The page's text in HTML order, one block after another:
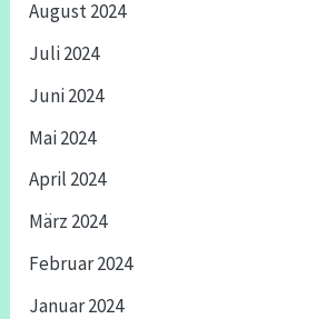
August 2024
Juli 2024
Juni 2024
Mai 2024
April 2024
März 2024
Februar 2024
Januar 2024